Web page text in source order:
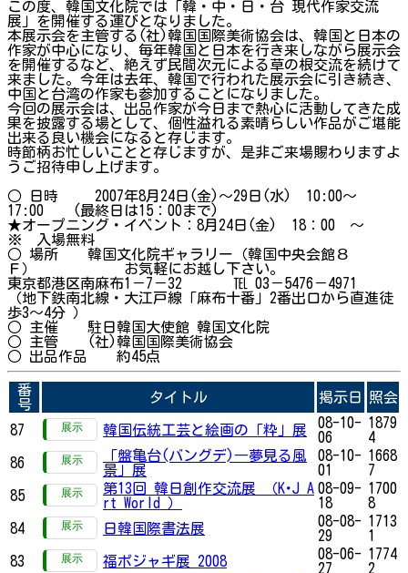
この度、韓国文化院では「韓・中・日・台 現代作家交流
展」を開催する運びとなりました。
本展示会を主管する(社)韓国国際美術協会は、韓国と日本の
作家が中心になり、毎年韓国と日本を行き来しながら展示会
を開催するなど、絶えず民間次元による草の根交流を続けて
来ました。今年は去年、韓国で行われた展示会に引き続き、
中国と台湾の作家も参加することになりました。
今回の展示会は、出品作家が今日まで熱心に活動してきた成
果を披露する場として、個性溢れる素晴らしい作品がご堪能
出来る良い機会になると存じます。
時節柄お忙しいことと存じますが、是非ご来場賜わりますよ
うご招待申し上げます。
○ 日時 2007年8月24日(金)～29日(水) 10:00～
17:00 (最終日は15：00まで)
★オープニング・イベント：8月24日(金) 18：00 ～
※ 入場無料
○ 場所 韓国文化院ギャラリー（韓国中央会館８
Ｆ） お気軽にお越し下さい。
東京都港区南麻布1－7－32 ℡ 03－5476－4971
（地下鉄南北線・大江戸線「麻布十番」2番出口から直進徒
歩3～4分 ）
○ 主催 駐日韓国大使館 韓国文化院
○ 主管 (社)韓国国際美術協会
○ 出品作品 約45点
番
号
タイトル 掲示日 照会
87 韓国伝統工芸と絵画の「粋」展
08-10-
06
1879
4
86
「盤亀台(バングデ)―夢見る風
景」展
08-10-
01
1668
7
85
第13回 韓日創作交流展 （K･J A
rt World ）
08-09-
18
1700
8
84
日韓国際書法展
08-08-
29
1713
1
83
福ポジャギ展 2008
08-06-
27
1774
2